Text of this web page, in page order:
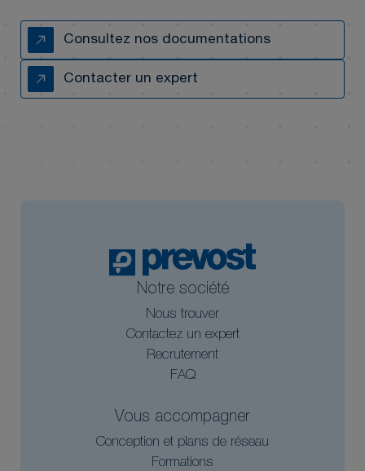
Consultez nos documentations
Contacter un expert
Notre société
Nous trouver
Contactez un expert
Recrutement
FAQ
Vous accompagner
Conception et plans de réseau
Formations